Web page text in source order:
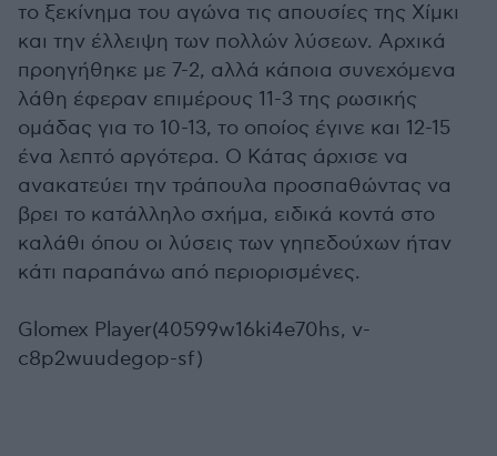
το ξεκίνημα του αγώνα τις απουσίες της Χίμκι
και την έλλειψη των πολλών λύσεων. Αρχικά
προηγήθηκε με 7-2, αλλά κάποια συνεχόμενα
λάθη έφεραν επιμέρους 11-3 της ρωσικής
ομάδας για το 10-13, το οποίος έγινε και 12-15
ένα λεπτό αργότερα. Ο Κάτας άρχισε να
ανακατεύει την τράπουλα προσπαθώντας να
βρει το κατάλληλο σχήμα, ειδικά κοντά στο
καλάθι όπου οι λύσεις των γηπεδούχων ήταν
κάτι παραπάνω από περιορισμένες.
Glomex Player(40599w16ki4e70hs, v-
c8p2wuudegop-sf)